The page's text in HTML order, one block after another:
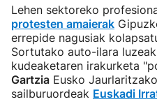
Lehen sektoreko
protesten amaierak
errepide nagusiak
Sortutako auto-ilara
kudeaketaren irakurketa
Gartzia Eusko
sailburuordeak Euskadi